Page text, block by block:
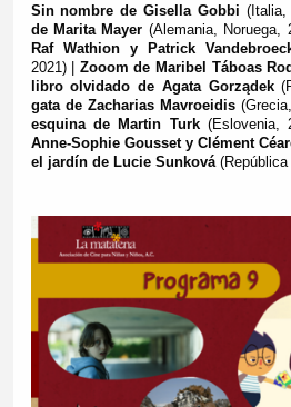
Sin nombre de Gisella Gobbi (Italia,
de Marita Mayer (Alemania, Noruega,
Raf Wathion y Patrick
2021) | Zooom de Maribel Táboas
libro olvidado de Agata Gorządek
gata de Zacharias Mavroeidis
esquina de Martin Turk(Eslovenia,
Anne-Sophie Gousset y Clément
el jardín de Lucie Sunková(República